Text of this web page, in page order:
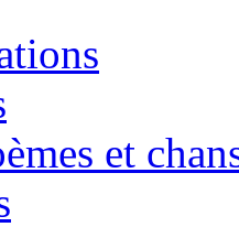
et